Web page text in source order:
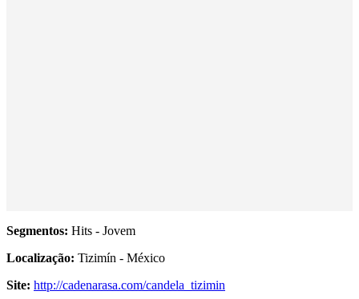
Segmentos: Hits - Jovem
Localização: Tizimín - México
Site: http://cadenarasa.com/candela_tizimin